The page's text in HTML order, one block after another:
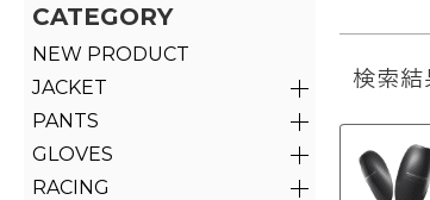
CATEGORY
NEW PRODUCT
JACKET
PANTS
GLOVES
RACING
検索結